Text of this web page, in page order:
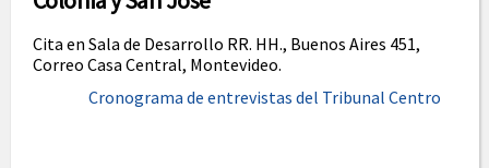
Cita en Sala de Desarrollo RR. HH., Buenos Aires 451,
Correo Casa Central, Montevideo.
Cronograma de entrevistas del Tribunal Centro